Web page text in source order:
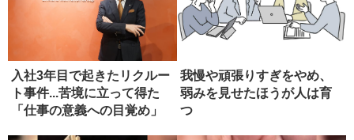
入社3年目で起きたリクルー
ト事件...苦境に立って得た
「仕事の意義への目覚め」
我慢や頑張りすぎをやめ、
弱みを見せたほうが人は育
つ